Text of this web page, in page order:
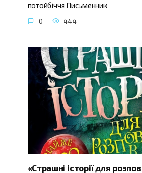
потойбіччя Письменник
0 444
«Страшні історії для